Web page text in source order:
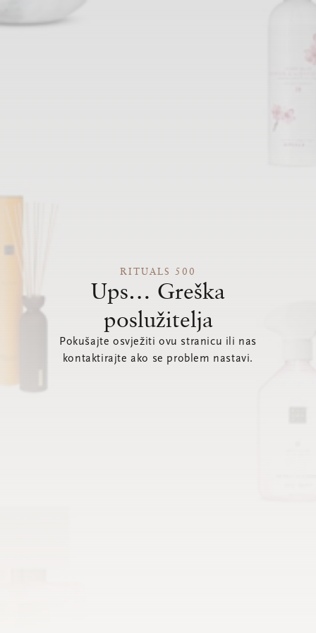
RITUALS 500
Ups… Greška
poslužitelja
Pokušajte osvježiti ovu stranicu ili nas
kontaktirajte ako se problem nastavi.